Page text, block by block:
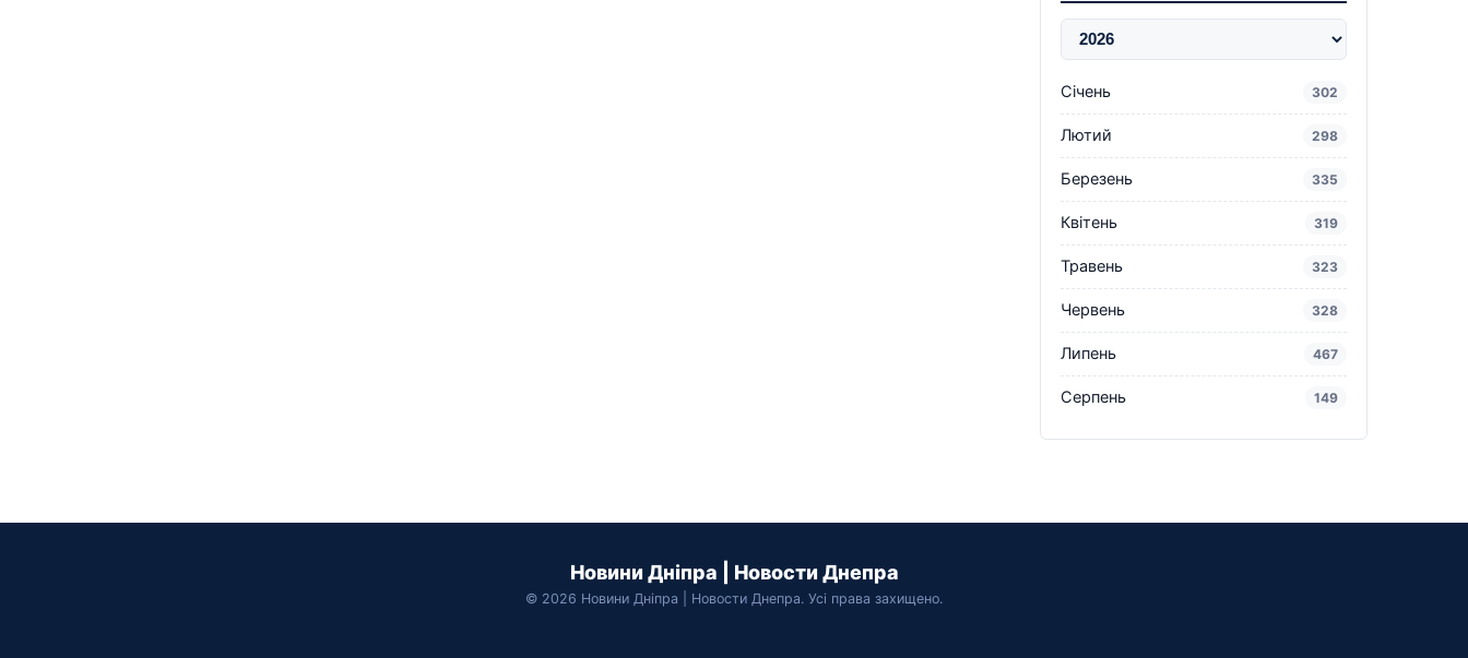
Січень 302
Лютий 298
Березень 335
Квітень 319
Травень 323
Червень 328
Липень 467
Серпень 149
Новини Дніпра | Новости Днепра
© 2026 Новини Дніпра | Новости Днепра. Усі права захищено.